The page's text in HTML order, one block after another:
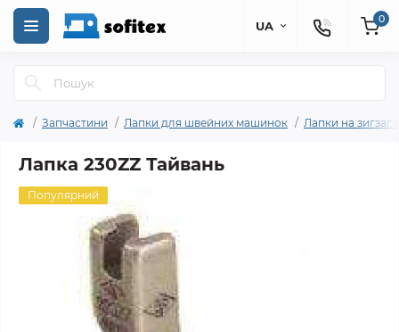
UA 0
Запчастини Лапки для швейних машинок Лапки на
Лапка 230ZZ Тайвань
Популярний